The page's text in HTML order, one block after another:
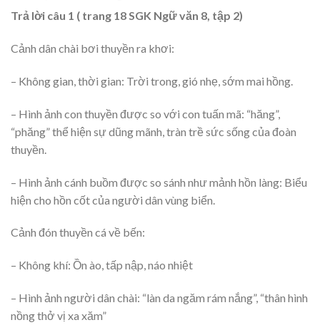
Trả lời câu 1 ( trang 18 SGK Ngữ văn 8, tập 2)
Cảnh dân chài bơi thuyền ra khơi:
– Không gian, thời gian: Trời trong, gió nhẹ, sớm mai hồng.
– Hình ảnh con thuyền được so với con tuấn mã: “hăng”,
“phăng” thể hiện sự dũng mãnh, tràn trề sức sống của đoàn
thuyền.
– Hình ảnh cánh buồm được so sánh như mảnh hồn làng: Biểu
hiện cho hồn cốt của người dân vùng biển.
Cảnh đón thuyền cá về bến:
– Không khí: Ồn ào, tấp nập, náo nhiệt
– Hình ảnh người dân chài: “làn da ngăm rám nắng”, “thân hình
nồng thở vị xa xăm”